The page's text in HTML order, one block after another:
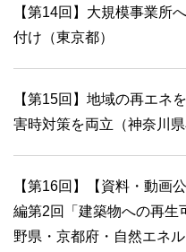
【第14回】大規模事業所
付け（東京都）
【第15回】地域の再エネ
害時対策を両立（神奈川県
【第16回】【資料・動画
編第2回「建築物への再生
野県・京都府・自然エネ